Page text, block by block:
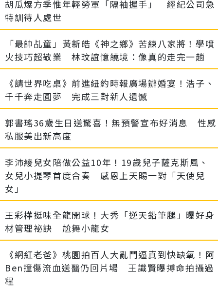
胡瓜爆方季惟年輕勞軍「隔袖握手」 經紀公司急
特訓待人處世
「最帥乩童」黃新皓《神之鄉》苦練八家將！學噴
火技巧超敬業 林玟誼憶繞境：像真的走完一趟
《請世界吃桌》前進紐約時報廣場辦婚宴！浩子、
千千奔走圓夢 完成三對新人遺憾
郭書瑤36歲生日送驚喜！無預警宣布好消息 性感
私服美出新高度
李沛綾兒女陪做公益10年！19歲兒子薩克斯風、
女兒小提琴首度合奏 感恩上天賜一對「天使兒
女」
王彩樺挺味全龍開球！大秀「逆天鉛筆腿」曝好身
材管理祕訣 尬舞小龍女
《網紅老爸》桃園拍百人大亂鬥逼真到快缺氧！阿
Ben撞傷流血送醫仍回片場 王識賢曝搏命拍攝過
程